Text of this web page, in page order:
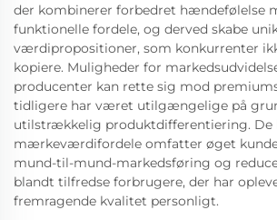
der kombinerer forbedret hændefølelse
funktionelle fordele, og derved skabe
værdipropositioner, som konkurrenter
kopiere. Muligheder for
producenter kan rette sig mod
tidligere har været utilgængelige på
utilstrækkelig produktdifferentiering. De
mærkeværdifordele omfatter øget
mund-til-mund-markedsføring og
blandt tilfredse forbrugere, der har
fremragende kvalitet personligt.